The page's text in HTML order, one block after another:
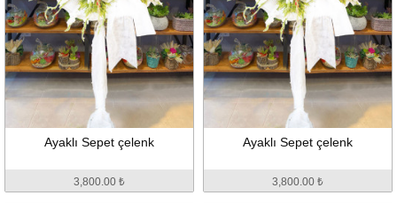
Ayaklı Sepet çelenk
3,800.00 ₺
Ayaklı Sepet çelenk
3,800.00 ₺